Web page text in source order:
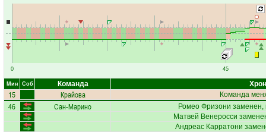
0 45
Мин Соб Команда
15 Крайова Команда
46 Сан-Марино Ромео Фризони заменен,
Матвей Венеросси
Андреас Карратони